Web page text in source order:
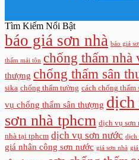
Tìm Kiếm Nổi Bật
báo giá sơn nhà báo giá
thấm mái tôn chống thấm nhà
thượng chống thấm sân
sika chống thấm tường cách chống thấm
vụ chống thấm sân thượng dịch
sơn nhà tphcm dịch vụ sơn
nhà tại tphcm dịch vụ sơn nước dịch
giá nhân công sơn nước giá sơn nhà